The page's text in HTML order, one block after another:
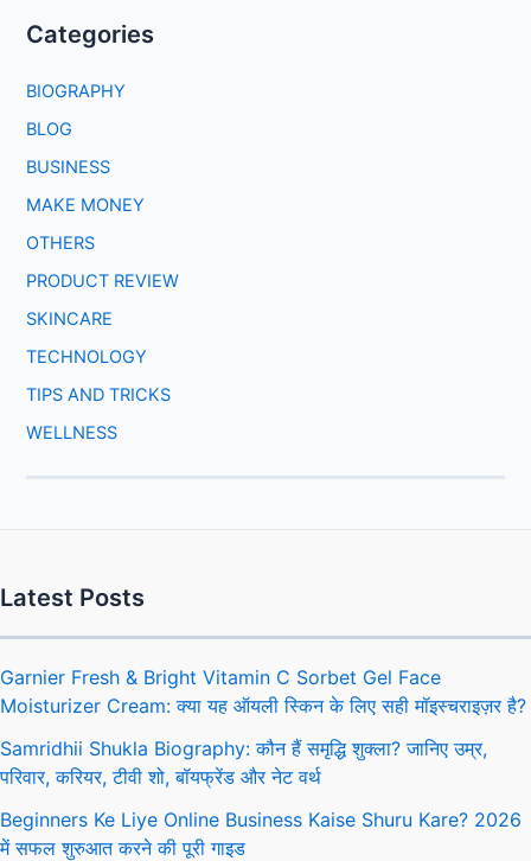
Categories
BIOGRAPHY
BLOG
BUSINESS
MAKE MONEY
OTHERS
PRODUCT REVIEW
SKINCARE
TECHNOLOGY
TIPS AND TRICKS
WELLNESS
Latest Posts
Garnier Fresh & Bright Vitamin C Sorbet Gel Face
Moisturizer Cream: क्या यह ऑयली स्किन के लिए सही मॉइस्चराइज़र है?
Samridhii Shukla Biography: कौन हैं समृद्धि शुक्ला? जानिए उम्र,
परिवार, करियर, टीवी शो, बॉयफ्रेंड और नेट वर्थ
Beginners Ke Liye Online Business Kaise Shuru Kare? 2026
में सफल शुरुआत करने की पूरी गाइड